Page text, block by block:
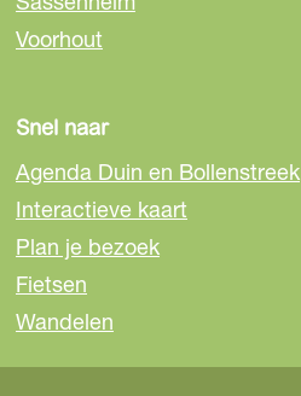
c
e
o
k
m
a
A
p
Voorhout
Snel naar
Agenda Duin en Bollenstreek
Interactieve kaart
Plan je bezoek
Fietsen
Wandelen